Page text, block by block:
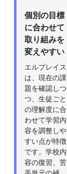
個別の目標
に合わせて
取り組みを
変えやすい
エルプレイス
は、現在の課
題を確認しつ
つ、生徒ごと
の理解度に合
わせて学習内
容を調整しや
すい点が特徴
です。学校内
容の復習、苦